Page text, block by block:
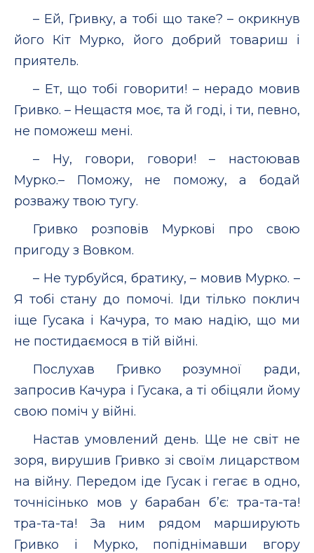
– Ей, Гривку, а тобі що таке? – окрикнув
його Кіт Мурко, його добрий товариш і
приятель.
– Ет, що тобі говорити! – нерадо мовив
Гривко. – Нещастя моє, та й годі, і ти, певно,
не поможеш мені.
– Ну, говори, говори! – настоював
Мурко.– Поможу, не поможу, а бодай
розважу твою тугу.
Гривко розповів Муркові про свою
пригоду з Вовком.
– Не турбуйся, братику, – мовив Мурко. –
Я тобі стану до помочі. Іди тілько поклич
іще Гусака і Качура, то маю надію, що ми
не постидаємося в тій війні.
Послухав Гривко розумної ради,
запросив Качура і Гусака, а ті обіцяли йому
свою поміч у війні.
Настав умовлений день. Ще не світ не
зоря, вирушив Гривко зі своїм лицарством
на війну. Передом іде Гусак і гегає в одно,
точнісінько мов у барабан б’є: тра-та-та!
тра-та-та! За ним рядом марширують
Гривко і Мурко, попіднімавши вгору